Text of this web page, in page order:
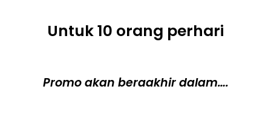
Untuk 10 orang perhari
Promo akan beraakhir dalam….